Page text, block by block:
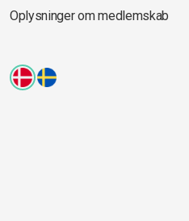
Oplysninger om medlemskab